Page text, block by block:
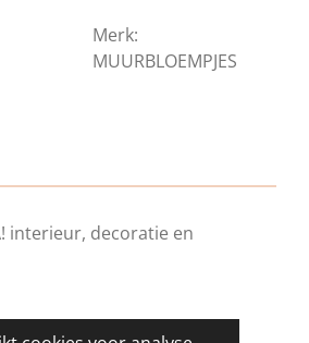
Merk:
MUURBLOEMPJES
interieur, decoratie en